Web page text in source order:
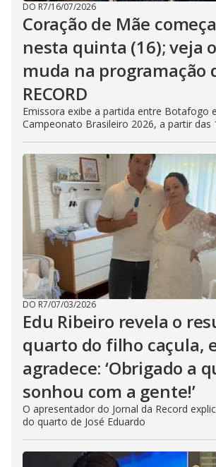
DO R7/16/07/2026
Coração de Mãe
nesta quinta (16); veja
muda na programação
RECORD
Emissora exibe a partida entre Botafogo
Campeonato Brasileiro 2026, a partir das
DO R7/07/03/2026
Edu Ribeiro revela o
quarto do filho caçula,
agradece: ‘Obrigado a
sonhou com a gente!’
O apresentador do Jornal da Record
do quarto de José Eduardo